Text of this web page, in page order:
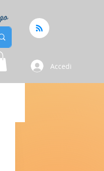
Accedi